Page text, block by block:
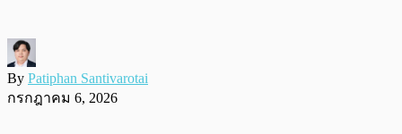
By Patiphan Santivarotai
กรกฎาคม 6, 2026